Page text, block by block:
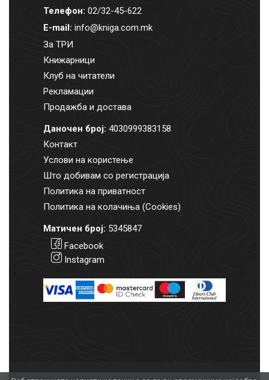
Телефон: 02/32-45-622
E-mail: info@kniga.com.mk
За ТРИ
Книжарници
Клуб на читатели
Рекламации
Продажба и достава
Даночен број: 4030999383158
Контакт
Услови на користење
Што добивам со регистрација
Политика на приватност
Политика на колачиња (Cookies)
Матичен број: 5345847
Facebook
Instagram